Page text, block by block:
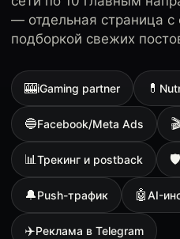
— отдельная страница с
подборкой свежих
🎰iGaming partner 💊
🔵Facebook/Meta Ads 🎬
📊Трекинг и postback 🛡
🔔Push-трафик 🤖AI-
✈️Реклама в Telegram